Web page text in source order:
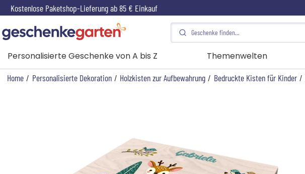
Kostenlose Paketshop-Lieferung ab 85 € Einkauf
Personalisierte Geschenke von A bis Z Themenwelten
Home / Personalisierte Dekoration / Holzkisten zur Aufbewahrung / Bedruckte Kisten für Kinder /